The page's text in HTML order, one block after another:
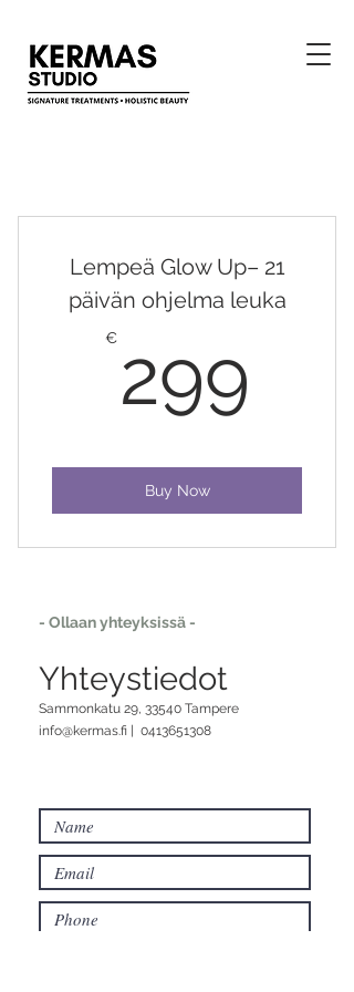
Lempeä Glow Up– 21
päivän ohjelma leuka
€ 299
Buy Now
- Ollaan yhteyksissä -
Yhteystiedot
Sammonkatu 29, 33540 Tampere
info@kermas.fi
0413651308